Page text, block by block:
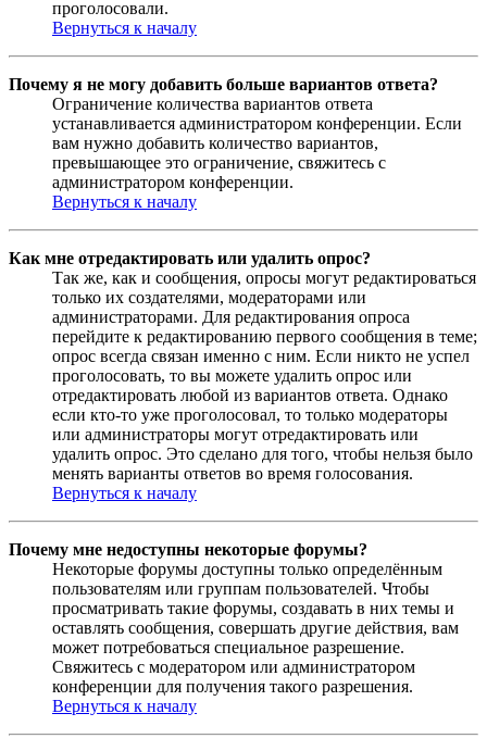
проголосовали.
Вернуться к началу
Почему я не могу добавить больше вариантов ответа?
Ограничение количества вариантов ответа
устанавливается администратором конференции. Если
вам нужно добавить количество вариантов,
превышающее это ограничение, свяжитесь с
администратором конференции.
Вернуться к началу
Как мне отредактировать или удалить опрос?
Так же, как и сообщения, опросы могут редактироваться
только их создателями, модераторами или
администраторами. Для редактирования опроса
перейдите к редактированию первого сообщения в теме;
опрос всегда связан именно с ним. Если никто не успел
проголосовать, то вы можете удалить опрос или
отредактировать любой из вариантов ответа. Однако
если кто-то уже проголосовал, то только модераторы
или администраторы могут отредактировать или
удалить опрос. Это сделано для того, чтобы нельзя было
менять варианты ответов во время голосования.
Вернуться к началу
Почему мне недоступны некоторые форумы?
Некоторые форумы доступны только определённым
пользователям или группам пользователей. Чтобы
просматривать такие форумы, создавать в них темы и
оставлять сообщения, совершать другие действия, вам
может потребоваться специальное разрешение.
Свяжитесь с модератором или администратором
конференции для получения такого разрешения.
Вернуться к началу